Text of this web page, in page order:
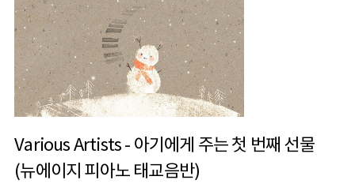
Various Artists - 아기에게 주는 첫 번째 선물
(뉴에이지 피아노 태교음반)